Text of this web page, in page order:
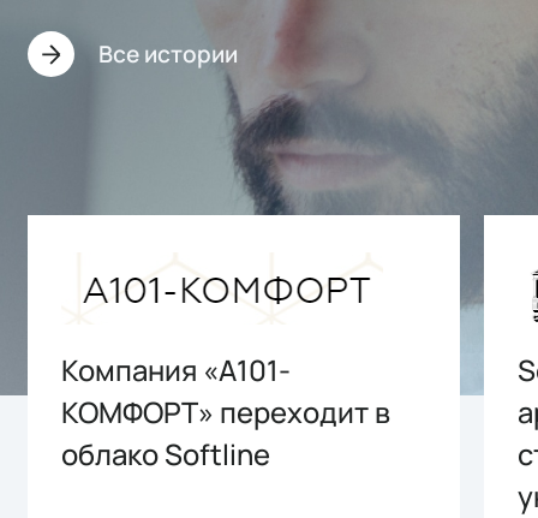
Все истории
Компания «А101-
КОМФОРТ» переходит в
облако Softline